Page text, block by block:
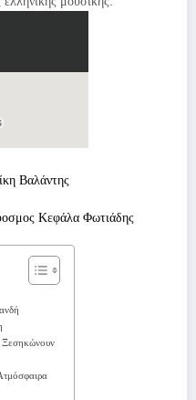
Βαλάντης
Κεφάλα Φωτιάδης
Ξεσηκώνουν